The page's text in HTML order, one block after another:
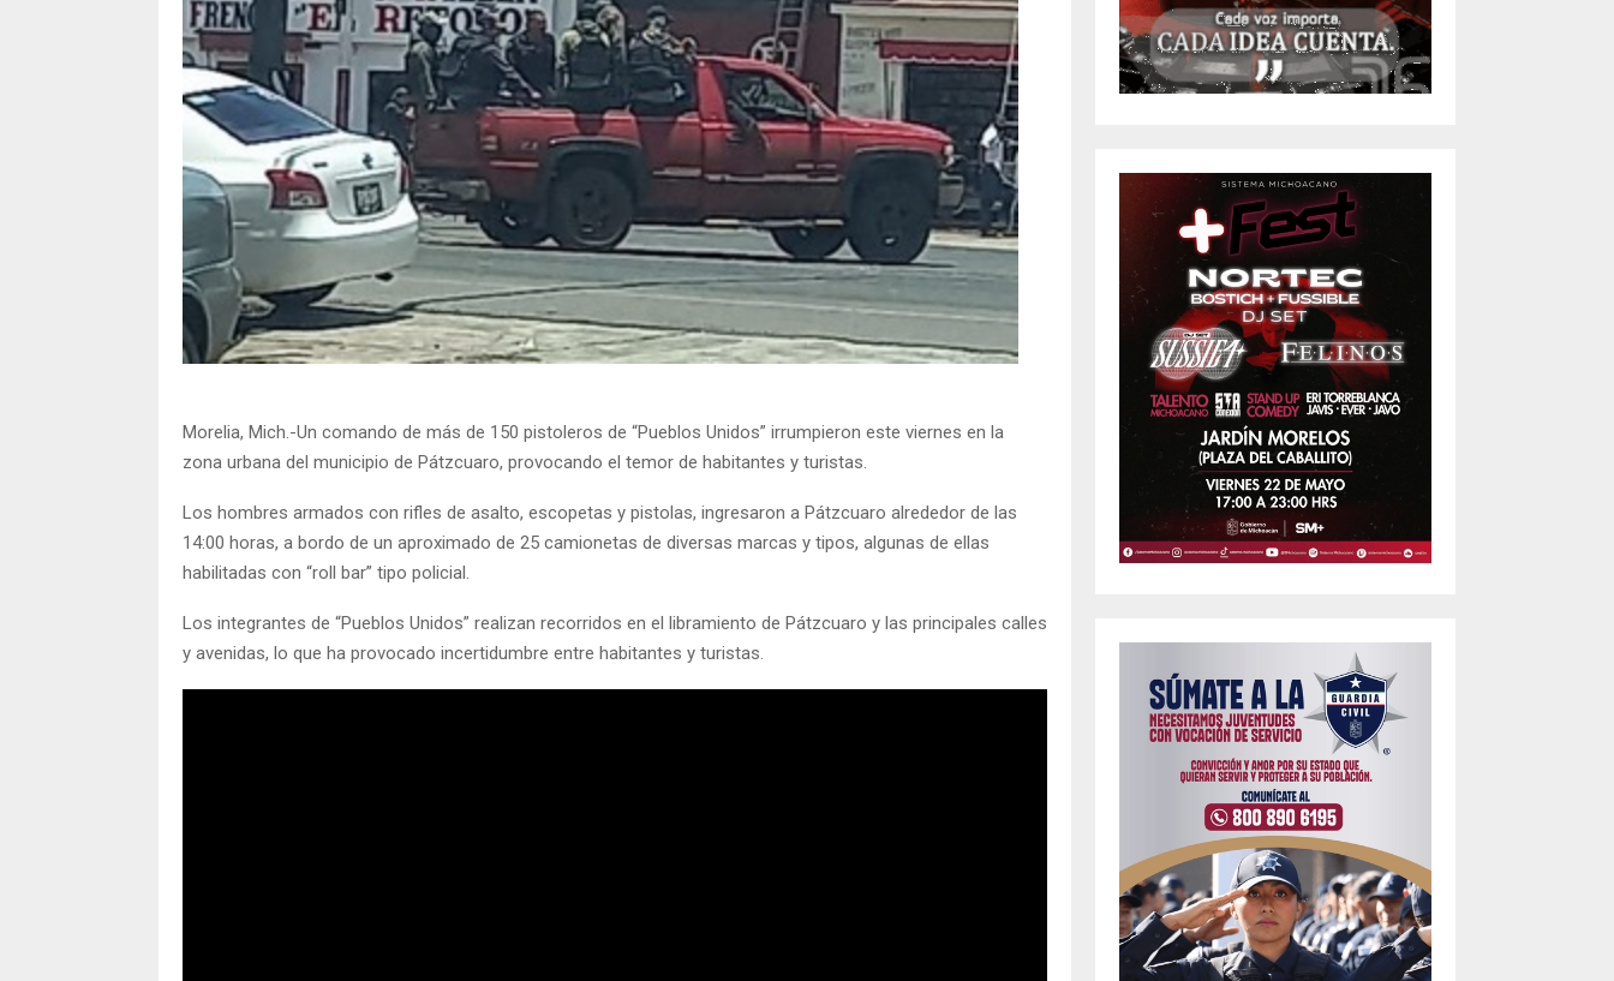
Morelia, Mich.-Un comando de más de 150 pistoleros de “Pueblos Unidos” irrumpieron este viernes en la
zona urbana del municipio de Pátzcuaro, provocando el temor de habitantes y turistas.
Los hombres armados con rifles de asalto, escopetas y pistolas, ingresaron a Pátzcuaro alrededor de las
14:00 horas, a bordo de un aproximado de 25 camionetas de diversas marcas y tipos, algunas de ellas
habilitadas con “roll bar” tipo policial.
Los integrantes de “Pueblos Unidos” realizan recorridos en el libramiento de Pátzcuaro y las principales calles
y avenidas, lo que ha provocado incertidumbre entre habitantes y turistas.